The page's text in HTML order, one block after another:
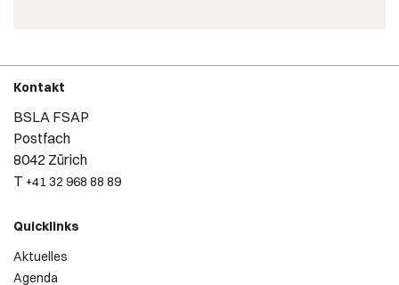
Kontakt
BSLA FSAP
Postfach
8042 Zürich
T +41 32 968 88 89
Quicklinks
Aktuelles
Agenda